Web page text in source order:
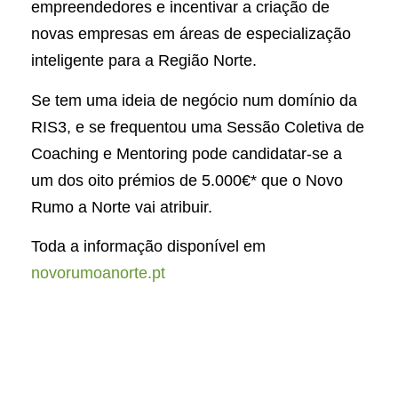
empreendedores e incentivar a criação de
novas empresas em áreas de especialização
inteligente para a Região Norte.
Se tem uma ideia de negócio num domínio da
RIS3, e se frequentou uma Sessão Coletiva de
Coaching e Mentoring pode candidatar-se a
um dos oito prémios de 5.000€* que o Novo
Rumo a Norte vai atribuir.
Toda a informação disponível em
novorumoanorte.pt